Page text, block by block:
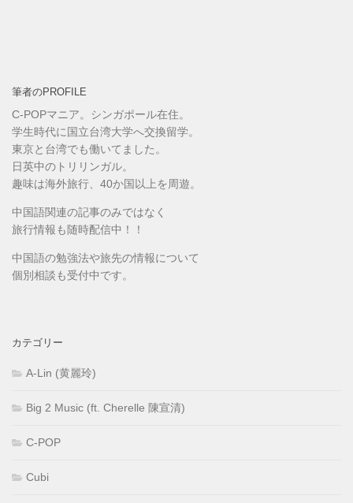
筆者のPROFILE
C-POPマニア。シンガポール在住。
学生時代に国立台湾大学へ交換留学。
東京と台湾でも働いてました。
日英中のトリリンガル。
趣味は海外旅行、40か国以上を周遊。
中国語関連の記事のみではなく
旅行情報も随時配信中！！
中国語の勉強法や旅先の情報について
個別相談も受付中です。
カテゴリー
A-Lin (黄麗玲)
Big 2 Music (ft. Cherelle 陳宣清)
C-POP
Cubi